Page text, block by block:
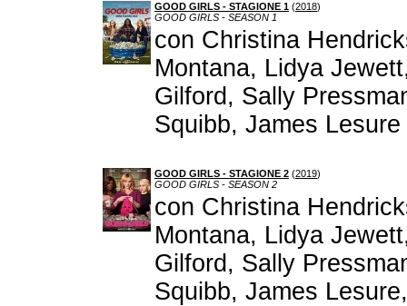
GOOD GIRLS - STAGIONE 1 (2018)
GOOD GIRLS - SEASON 1
con Christina
Montana, Lidya
Gilford, Sally
Squibb, James Lesure
GOOD GIRLS - STAGIONE 2 (2019)
GOOD GIRLS - SEASON 2
con Christina
Montana, Lidya
Gilford, Sally
Squibb, James